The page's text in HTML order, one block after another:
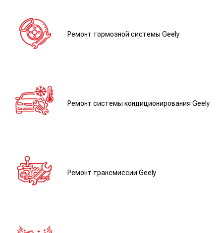
Ремонт тормозной системы Geely
Ремонт системы кондиционирования Geely
Ремонт трансмиссии Geely